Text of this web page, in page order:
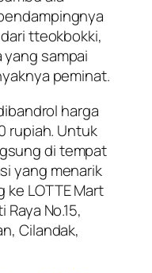
tteokbokki,
sampai
peminat.
harga
rupiah. Untuk
di tempat
yang menarik
LOTTE Mart
Raya No.15,
Cilandak,